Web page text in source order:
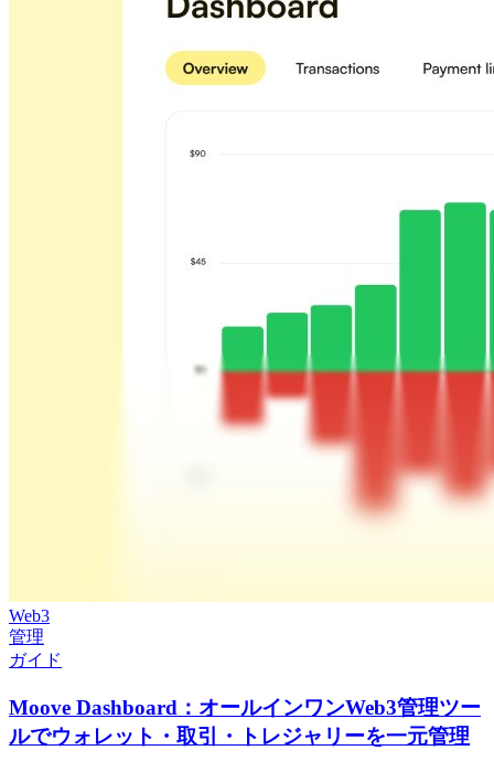
Web3
管理
ガイド
Moove Dashboard：オールインワンWeb3管理ツー
ルでウォレット・取引・トレジャリーを一元管理